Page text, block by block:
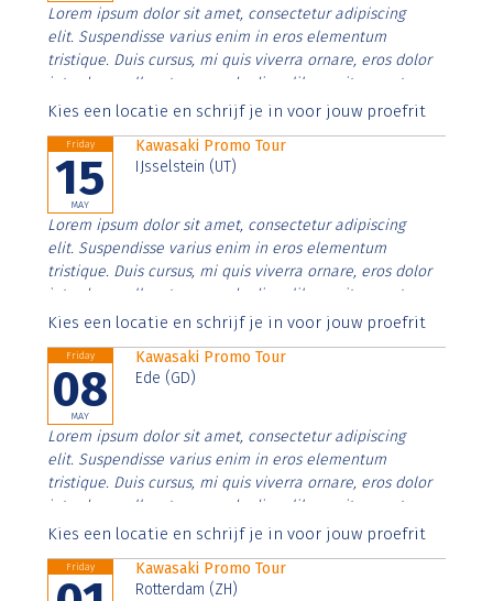
Lorem ipsum dolor sit amet, consectetur adipiscing
elit. Suspendisse varius enim in eros elementum
tristique. Duis cursus, mi quis viverra ornare, eros dolor
interdum nulla, ut commodo diam libero vitae erat.
Aenean faucibus nibh et justo cursus id rutrum lorem
Kies een locatie en schrijf je in voor jouw proefrit
Friday
15
MAY
Kawasaki Promo Tour
IJsselstein (UT)
Lorem ipsum dolor sit amet, consectetur adipiscing
elit. Suspendisse varius enim in eros elementum
tristique. Duis cursus, mi quis viverra ornare, eros dolor
interdum nulla, ut commodo diam libero vitae erat.
Aenean faucibus nibh et justo cursus id rutrum lorem
Kies een locatie en schrijf je in voor jouw proefrit
Friday
08
MAY
Kawasaki Promo Tour
Ede (GD)
Lorem ipsum dolor sit amet, consectetur adipiscing
elit. Suspendisse varius enim in eros elementum
tristique. Duis cursus, mi quis viverra ornare, eros dolor
interdum nulla, ut commodo diam libero vitae erat.
Aenean faucibus nibh et justo cursus id rutrum lorem
Kies een locatie en schrijf je in voor jouw proefrit
Friday
Kawasaki Promo Tour
Rotterdam (ZH)